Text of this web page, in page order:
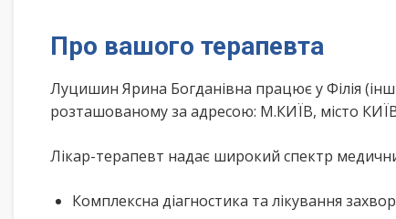
Про вашого терапевта
Луцишин Ярина Богданівна працює у Філія
розташованому за адресою: М.КИЇВ, місто
Лікар-терапевт надає широкий спектр
Комплексна діагностика та лікування